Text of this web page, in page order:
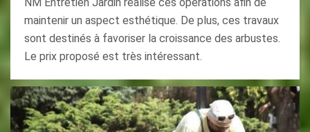
maintenir un aspect esthétique. De plus, ces travaux
sont destinés à favoriser la croissance des arbustes.
Le prix proposé est très intéressant.